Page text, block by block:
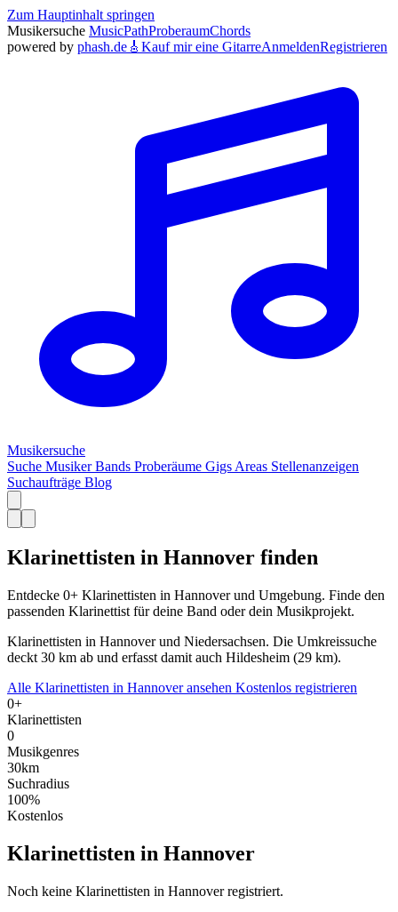
Zum Hauptinhalt springen
Musikersuche MusicPathProberaumChords
powered by phash.de 🎸 Kauf mir eine GitarreAnmeldenRegistrieren
Musikersuche
Suche MusikerBands Proberäume Gigs Areas Stellenanzeigen
Suchaufträge Blog
Klarinettisten in Hannover finden
Entdecke 0+ Klarinettisten in Hannover und Umgebung. Finde den
passenden Klarinettist für deine Band oder dein Musikprojekt.
Klarinettisten in Hannover und Niedersachsen. Die Umkreissuche
deckt 30 km ab und erfasst damit auch Hildesheim (29 km).
Alle Klarinettisten in Hannover ansehen Kostenlos registrieren
0+
Klarinettisten
0
Musikgenres
30km
Suchradius
100%
Kostenlos
Klarinettisten in Hannover
Noch keine Klarinettisten in Hannover registriert.